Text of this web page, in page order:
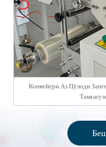
Конвейери Аз Пӯлоди